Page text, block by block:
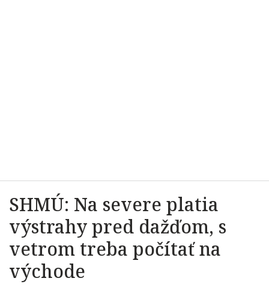
SHMÚ: Na severe platia
výstrahy pred dažďom, s
vetrom treba počítať na
východe